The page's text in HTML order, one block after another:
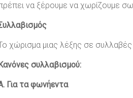
να ξέρουμε να χωρίζουμε
χώρισμα μιας λέξης σε συλλαβές
συλλαβισμού:
Για τα φωνήεντα